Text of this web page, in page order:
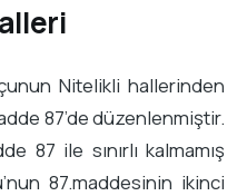
Nitelikli hallerinden
87’de düzenlenmiştir.
87 ile sınırlı kalmamış
87.maddesinin ikinci